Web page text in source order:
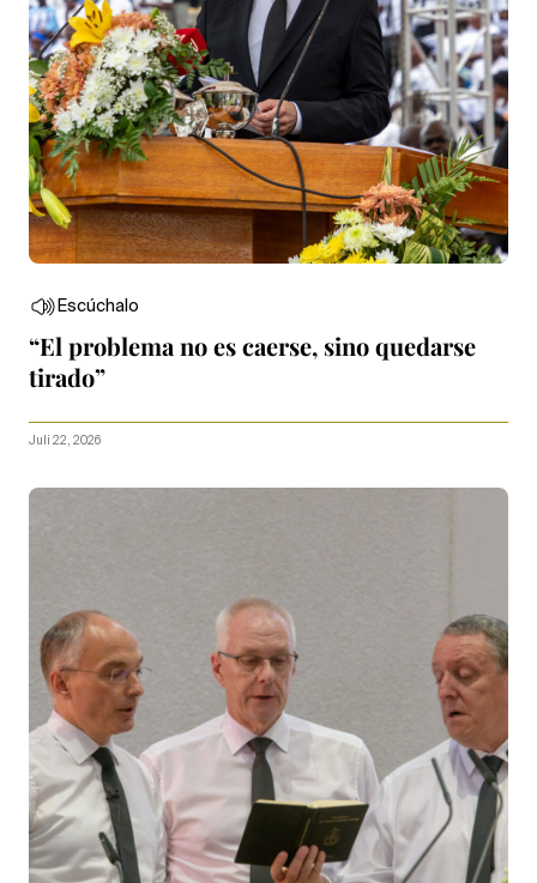
Escúchalo
“El problema no es caerse, sino quedarse
tirado”
Juli 22, 2026